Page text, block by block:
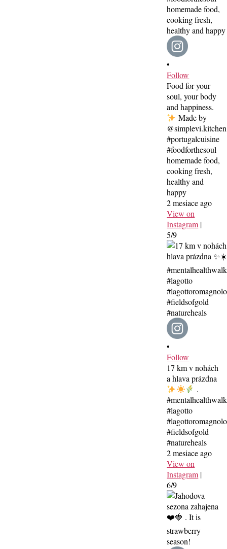
•
Follow
Food for your
soul, your body
and happiness.
Made by
@simplevi.kitchen
#portugalcuisine
#foodforthesoul
homemade food,
cooking fresh,
healthy and
happy
2 mesiace ago
View on
Instagram |
5/9
•
Follow
17 km v nohách
a hlava prázdna
.
#mentalhealthwalk
#lagotto
#fieldsofgold
#natureheals
2 mesiace ago
View on
Instagram |
6/9